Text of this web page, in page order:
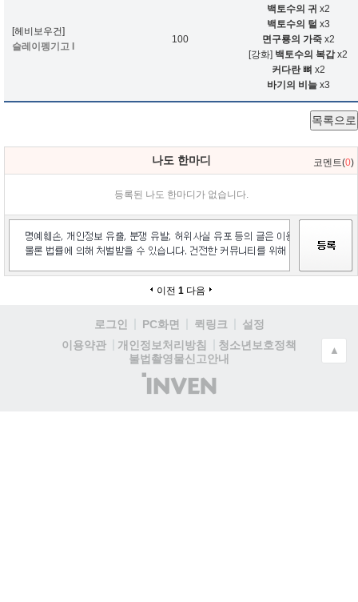
[헤비보우건]
슬레이펭기고 I
100
백토수의 귀 x2
백토수의 털 x3
면구룡의 가죽x2
[강화] 백토수의 복갑x2
커다란 뼈 x2
바기의 비늘x3
목록으로
나도 한마디 코멘트(0)
등록된 나도 한마디가 없습니다.
이전 1 다음
로그인 PC화면 퀵링크
설정
이용약관
개인정보처리방침
청소년보호정책
불법촬영물신고안내
(주)
인
▲